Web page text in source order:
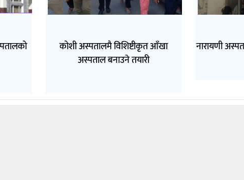
कोशी अस्पतालमै विशिष्टीकृत आँखा
अस्पताल बनाउने तयारी
नारायणी